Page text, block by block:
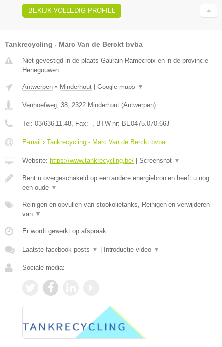
BEKIJK VOLLEDIG PROFIEL
Tankrecycling - Marc Van de Berckt bvba
Niet gevestigd in de plaats Gaurain Ramecroix en in de provincie
Henegouwen.
Antwerpen » Minderhout | Google maps ▼
Venhoefweg, 38 2322 Minderhout (Antwerpen)
Tel: 03/636.11.48 , Fax: - , BTW-nr: BE0475.070.663
E-mail › Tankrecycling - Marc Van de Berckt bvba
Website: https://www.tankrecycling.be/ | Screenshot ▼
Bent u overgeschakeld op een andere energiebron en heeft u nog
een oude ▼
Reinigen en opvullen van stookolietanks, Reinigen en verwijderen
van ▼
Er wordt gewerkt op afspraak.
Laatste facebook posts ▼ | Introductie video ▼
Sociale media: